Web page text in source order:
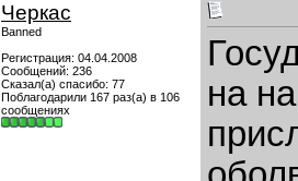
Черкас
Banned
Регистрация: 04.04.2008
Сообщений: 236
Сказал(а) спасибо: 77
Поблагодарили 167 раз(а) в 106
сообщениях
на